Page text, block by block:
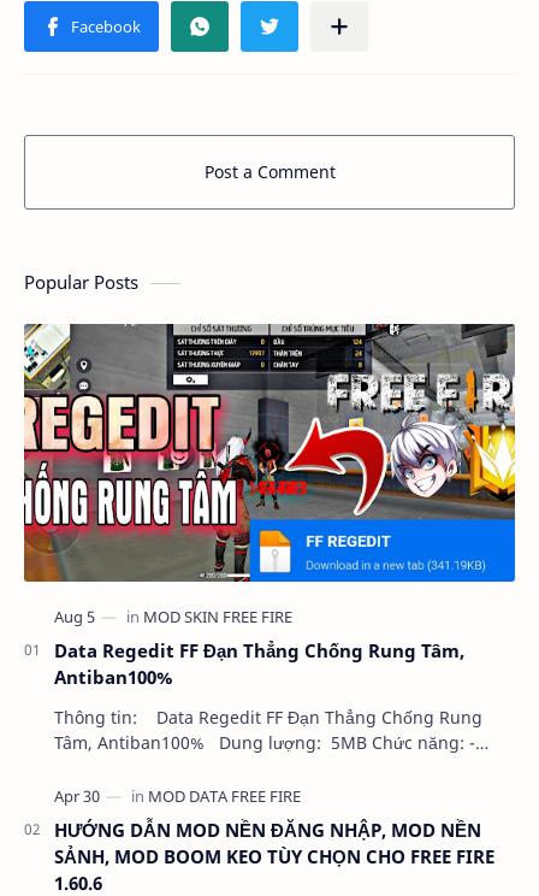
Post a Comment
Popular Posts
Data Regedit FF Đạn Thẳng Chống Rung Tâm,
Antiban100%
Thông tin: Data Regedit FF Đạn Thẳng Chống Rung
Tâm, Antiban100% Dung lượng: 5MB Chức năng: -
HƯỚNG DẪN MOD NỀN ĐĂNG NHẬP, MOD NỀN
SẢNH, MOD BOOM KEO TÙY CHỌN CHO FREE FIRE
1.60.6